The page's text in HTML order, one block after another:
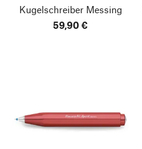
KugelschreiberMessing
59,90 €